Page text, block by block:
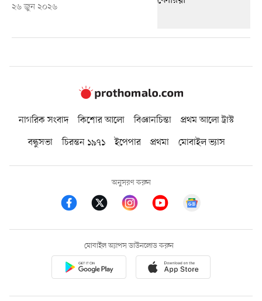
২৬ জুন ২০২৬
নাগরিক সংবাদ কিশোর আলো বিজ্ঞানচিন্তা
প্রথম আলো ট্রাস্ট
বন্ধুসভা
চিরন্তন ১৯৭১ ইপেপার প্রথমা মোবাইল ভ্যাস
অনুসরণ করুন
মোবাইল অ্যাপস ডাউনলোড করুন